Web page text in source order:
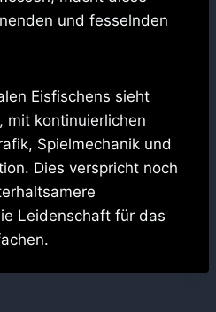
und fesselnden
Eisfischens sieht
mit kontinuierlichen
Spielmechanik und
Dies verspricht noch
Leidenschaft für das